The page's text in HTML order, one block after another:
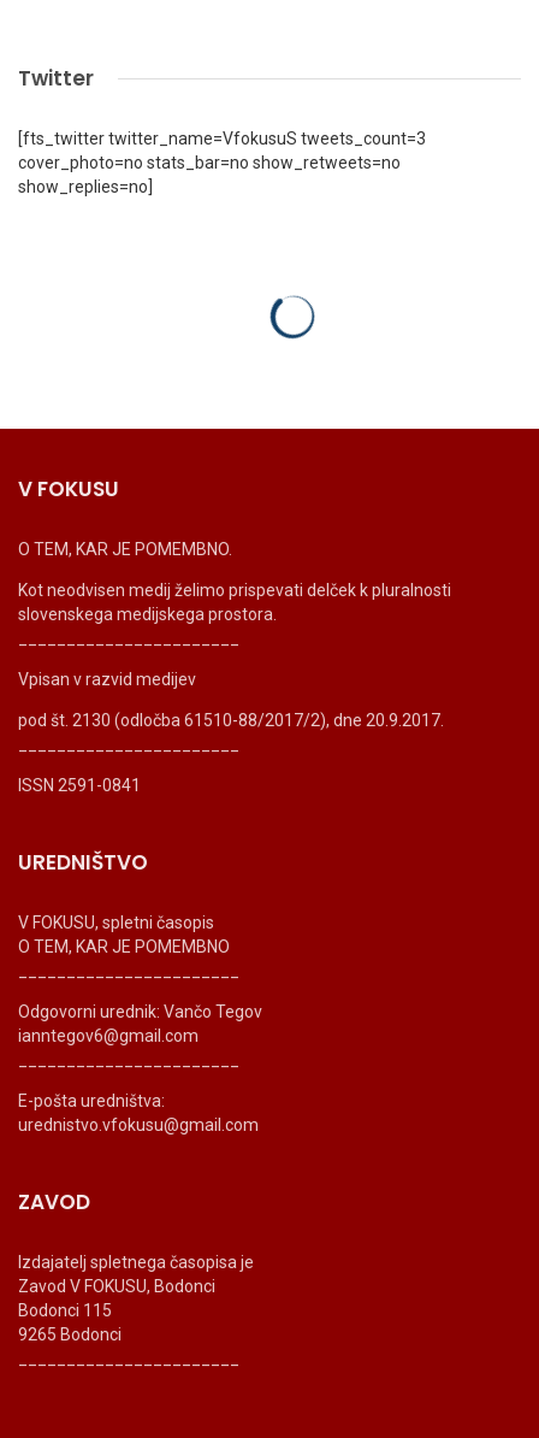
Twitter
[fts_twitter twitter_name=VfokusuS tweets_count=3
cover_photo=no stats_bar=no show_retweets=no
show_replies=no]
V FOKUSU
O TEM, KAR JE POMEMBNO.
Kot neodvisen medij želimo prispevati delček k pluralnosti
slovenskega medijskega prostora.
Vpisan v razvid medijev
pod št. 2130 (odločba 61510-88/2017/2), dne 20.9.2017.
ISSN 2591-0841
UREDNIŠTVO
V FOKUSU, spletni časopis
O TEM, KAR JE POMEMBNO
Odgovorni urednik: Vančo Tegov
ianntegov6@gmail.com
E-pošta uredništva:
urednistvo.vfokusu@gmail.com
ZAVOD
Izdajatelj spletnega časopisa je
Zavod V FOKUSU, Bodonci
Bodonci 115
9265 Bodonci